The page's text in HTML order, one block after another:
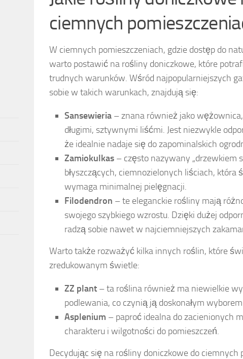
ciemnych
W ciemnych pomieszczeniach, gdzie dostęp do
warto postawić na rośliny doniczkowe, które
trudnych warunków. Wśród najpopularniejszych
sobie w takich warunkach, znajdują się:
Sansewieria – znana również jako
długimi, sztywnymi liśćmi. Jest niezwykle
że idealnie nadaje się do zapominalskich
Zamiokulkas – często nazywany „drzewkiem
błyszczących, ciemnozielonych liściach, która
wymaga minimalnej pielęgnacji.
Filodendron – te eleganckie rośliny mają
swojego szybkiego wzrostu. Dzięki dużej
radzą sobie nawet w najciemniejszych
Warto także rozważyć kilka innych roślin, które
zredukowanym świetle:
ZZ plant – ta roślina również ma niewielkie
podlewania, co czynią ją doskonałym
Asplenium – paproć idealna do zacienionych
charakteru i wilgotności do pomieszczeń.
Decydując się na rośliny doniczkowe do